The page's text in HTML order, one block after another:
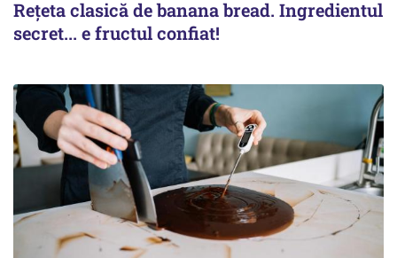
Rețeta clasică de banana bread. Ingredientul
secret... e fructul confiat!